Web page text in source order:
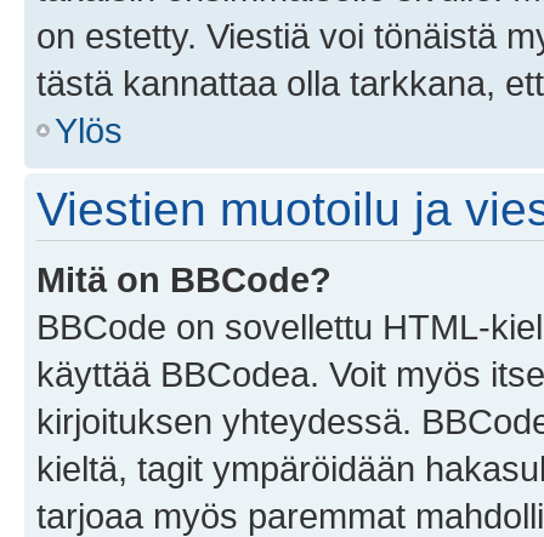
on estetty. Viestiä voi tönäistä
tästä kannattaa olla tarkkana,
Ylös
Viestien muotoilu ja
Mitä on BBCode?
BBCode on sovellettu HTML-
käyttää BBCodea. Voit myös
kirjoituksen yhteydessä.
kieltä, tagit ympäröidään
tarjoaa myös paremmat